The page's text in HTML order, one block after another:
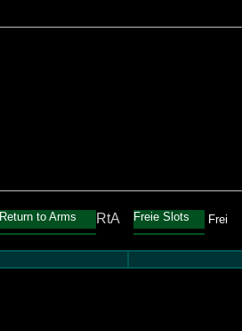
Return to Arms RtA Freie Slots Frei